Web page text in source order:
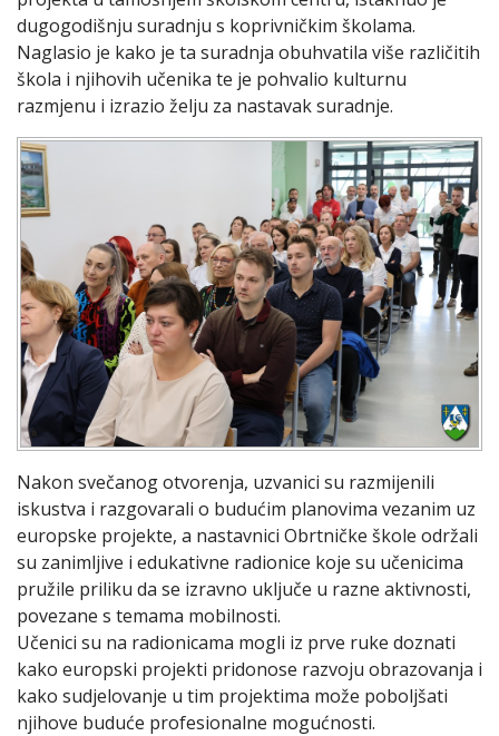
dugogodišnju suradnju s koprivničkim školama.
Naglasio je kako je ta suradnja obuhvatila više različitih
škola i njihovih učenika te je pohvalio kulturnu
razmjenu i izrazio želju za nastavak suradnje.
Nakon svečanog otvorenja, uzvanici su razmijenili
iskustva i razgovarali o budućim planovima vezanim uz
europske projekte, a nastavnici Obrtničke škole održali
su zanimljive i edukativne radionice koje su učenicima
pružile priliku da se izravno uključe u razne aktivnosti,
povezane s temama mobilnosti.
Učenici su na radionicama mogli iz prve ruke doznati
kako europski projekti pridonose razvoju obrazovanja i
kako sudjelovanje u tim projektima može poboljšati
njihove buduće profesionalne mogućnosti.